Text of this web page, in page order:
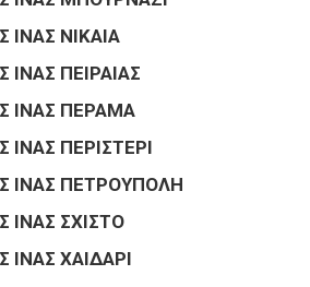
ΙΝΑΣ ΝΙΚΑΙΑ
ΙΝΑΣ ΠΕΙΡΑΙΑΣ
ΙΝΑΣ ΠΕΡΑΜΑ
ΙΝΑΣ ΠΕΡΙΣΤΕΡΙ
ΙΝΑΣ ΠΕΤΡΟΥΠΟΛΗ
ΙΝΑΣ ΣΧΙΣΤΟ
ΙΝΑΣ ΧΑΙΔΑΡΙ